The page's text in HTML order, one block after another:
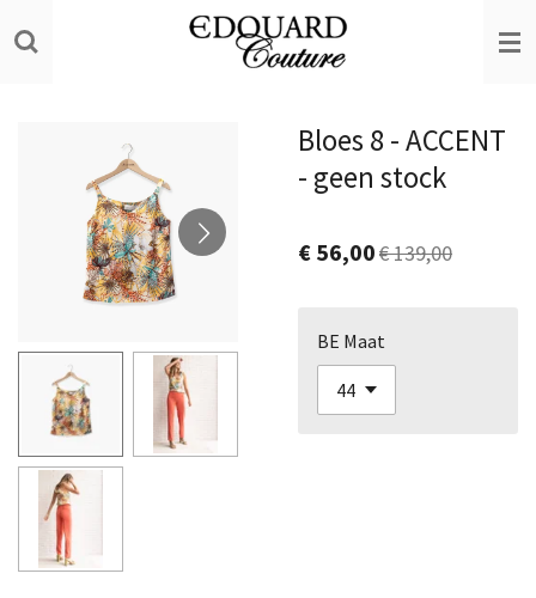
direct
hoofdinhoud
Bloes 8 - ACCENT
- geen stock
€ 56,00€ 139,00
BE Maat